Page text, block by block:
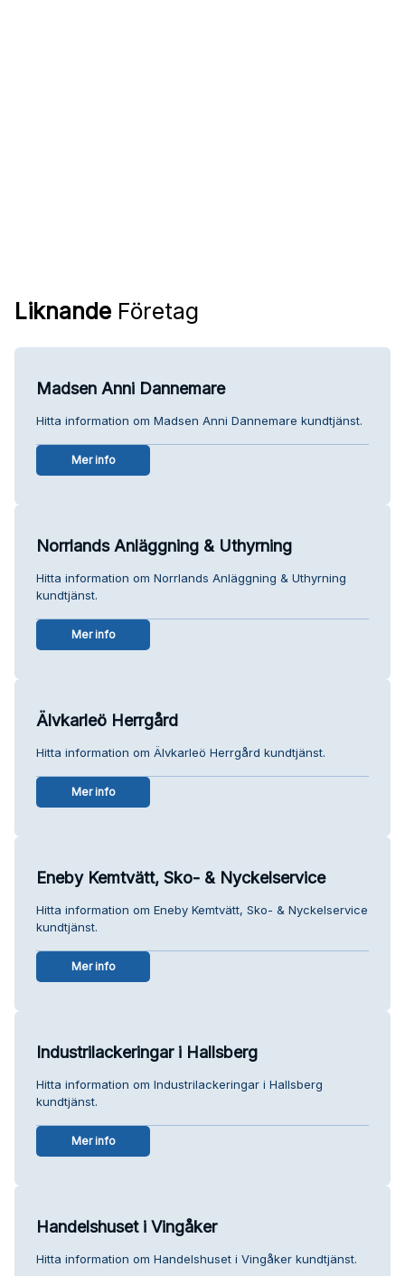
Liknande Företag
Madsen Anni Dannemare
Hitta information om Madsen Anni Dannemare kundtjänst.
Mer info
Norrlands Anläggning & Uthyrning
Hitta information om Norrlands Anläggning & Uthyrning
kundtjänst.
Mer info
Älvkarleö Herrgård
Hitta information om Älvkarleö Herrgård kundtjänst.
Mer info
Eneby Kemtvätt, Sko- & Nyckelservice
Hitta information om Eneby Kemtvätt, Sko- & Nyckelservice
kundtjänst.
Mer info
Industrilackeringar i Hallsberg
Hitta information om Industrilackeringar i Hallsberg
kundtjänst.
Mer info
Handelshuset i Vingåker
Hitta information om Handelshuset i Vingåker kundtjänst.